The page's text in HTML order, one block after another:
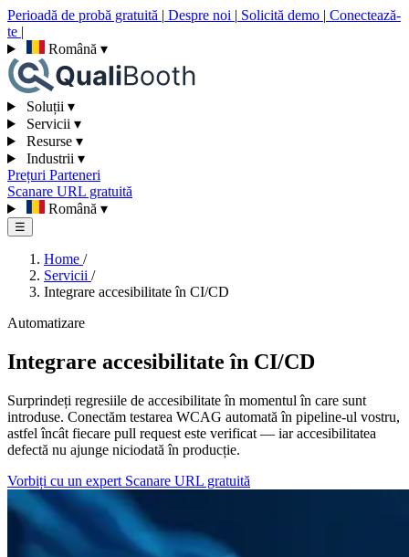
Perioadă de probă gratuită | Despre noi | Solicită demo | Conectează-
te |
Română ▾
Soluții ▾
Servicii ▾
Resurse ▾
Industrii ▾
Prețuri Parteneri
Scanare URL gratuită
Română ▾
☰
Home /
Servicii /
Integrare accesibilitate în CI/CD
Automatizare
Integrare accesibilitate în CI/CD
Surprindeți regresiile de accesibilitate în momentul în care sunt
introduse. Conectăm testarea WCAG automată în pipeline-ul vostru,
astfel încât fiecare pull request este verificat — iar accesibilitatea
defectă nu ajunge niciodată în producție.
Vorbiți cu un expert Scanare URL gratuită